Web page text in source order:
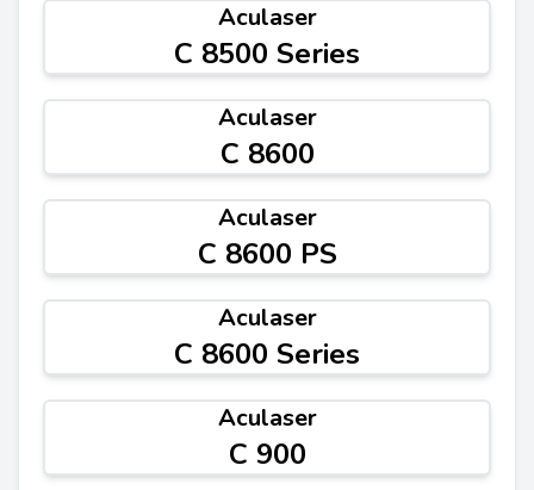
Aculaser
C 8500 Series
Aculaser
C 8600
Aculaser
C 8600 PS
Aculaser
C 8600 Series
Aculaser
C 900